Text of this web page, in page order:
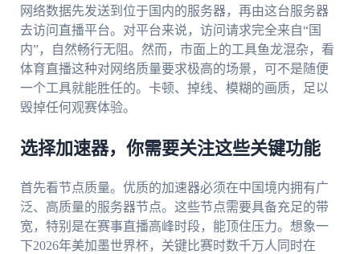
网络数据先发送到位于国内的服务器，再由这台服务器
去访问直播平台。对平台来说，访问请求完全来自“国
内”，自然畅行无阻。然而，市面上的工具鱼龙混杂，看
体育直播这种对网络质量要求极高的场景，可不是随便
一个工具就能胜任的。卡顿、掉线、模糊的画质，足以
毁掉任何观赛体验。
选择加速器，你需要关注这些关键功能
首先看节点质量。优质的加速器必须在中国境内拥有广
泛、高质量的服务器节点。这些节点需要具备充足的带
宽，特别是在赛事直播高峰时段，能顶住压力。想象一
下2026年美加墨世界杯，关键比赛时数千万人同时在